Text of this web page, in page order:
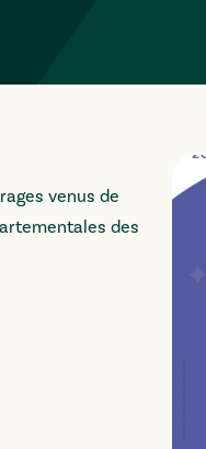
venus de
des